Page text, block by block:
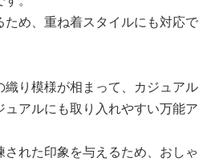
め、重ね着スタイルにも対応で
り模様が相まって、カジュアル
アルにも取り入れやすい万能ア
れた印象を与えるため、おしゃ